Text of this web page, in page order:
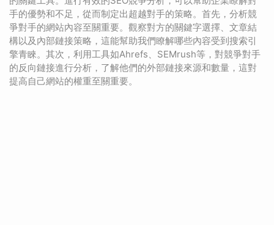
手的優勢和不足，從而制定出超越對手的策略。首先，分析競
爭對手的網站內容至關重要。觀察對方的關鍵字選擇、文章結
構以及內部鏈接策略，這能幫助我們瞭解哪些內容受到搜索引
擎青睞。其次，利用工具如Ahrefs、SEMrush等，對競爭對手
的反向鏈接進行分析，了解他們的外部鏈接來源和數量，這對
提高自己網站的權重至關重要。